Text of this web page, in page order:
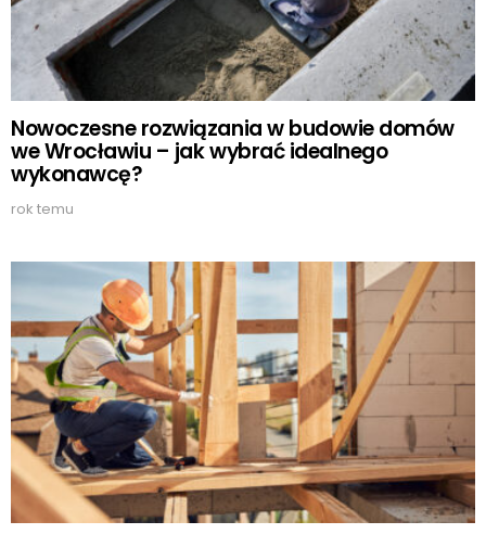
Nowoczesne rozwiązania w budowie domów
we Wrocławiu – jak wybrać idealnego
wykonawcę?
rok temu